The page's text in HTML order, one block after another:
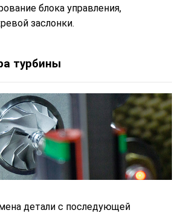
блока управления,
заслонки.
турбины
детали с последующей